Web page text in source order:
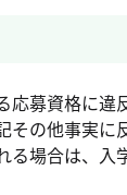
応募資格に違
その他事実に
る場合は、入